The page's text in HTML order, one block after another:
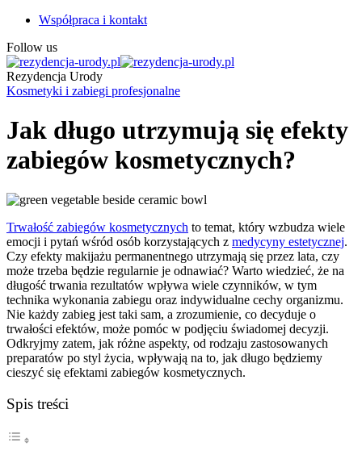
Współpraca i kontakt
Follow us
Rezydencja Urody
Kosmetyki i zabiegi profesjonalne
Jak długo utrzymują się efekty
zabiegów kosmetycznych?
Trwałość zabiegów kosmetycznych to temat, który wzbudza wiele
emocji i pytań wśród osób korzystających z medycyny estetycznej.
Czy efekty makijażu permanentnego utrzymają się przez lata, czy
może trzeba będzie regularnie je odnawiać? Warto wiedzieć, że na
długość trwania rezultatów wpływa wiele czynników, w tym
technika wykonania zabiegu oraz indywidualne cechy organizmu.
Nie każdy zabieg jest taki sam, a zrozumienie, co decyduje o
trwałości efektów, może pomóc w podjęciu świadomej decyzji.
Odkryjmy zatem, jak różne aspekty, od rodzaju zastosowanych
preparatów po styl życia, wpływają na to, jak długo będziemy
cieszyć się efektami zabiegów kosmetycznych.
Spis treści